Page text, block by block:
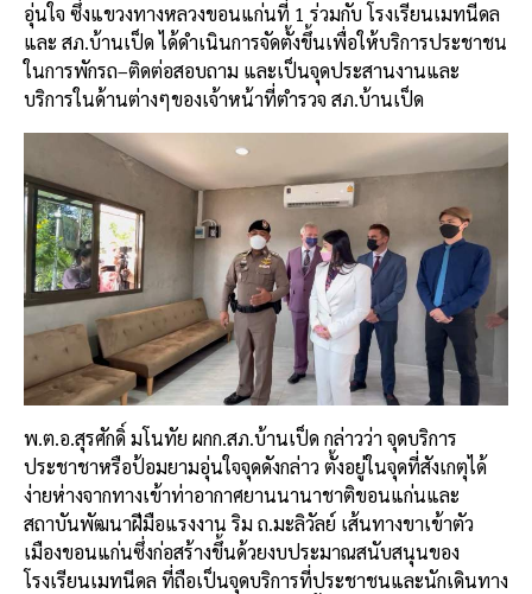
อุ่นใจ ซึ่งแขวงทางหลวงขอนแก่นที่ 1 ร่วมกับ โรงเรียนเมทนีดล
และ สภ.บ้านเป็ด ได้ดำเนินการจัดตั้งขึ้นเพื่อให้บริการประชาชน
ในการพักรถ–ติดต่อสอบถาม และเป็นจุดประสานงานและ
บริการในด้านต่างๆของเจ้าหน้าที่ตำรวจ สภ.บ้านเป็ด
พ.ต.อ.สุรศักดิ์มโนทัย ผกก.สภ.บ้านเป็ด กล่าวว่า จุดบริการ
ประชาชาหรือป้อมยามอุ่นใจจุดดังกล่าว ตั้งอยู่ในจุดที่สังเกตุได้
ง่ายห่างจากทางเข้าท่าอากาศยานนานาชาติขอนแก่นและ
สถาบันพัฒนาฝีมือแรงงาน ริม ถ.มะลิวัลย์ เส้นทางขาเข้าตัว
เมืองขอนแก่นซึ่งก่อสร้างขึ้นด้วยงบประมาณสนับสนุนของ
โรงเรียนเมทนีดล ที่ถือเป็นจุดบริการที่ประชาชนและนักเดินทาง